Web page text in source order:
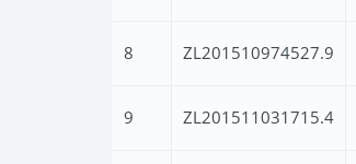
8 ZL201510974527.9
9 ZL201511031715.4